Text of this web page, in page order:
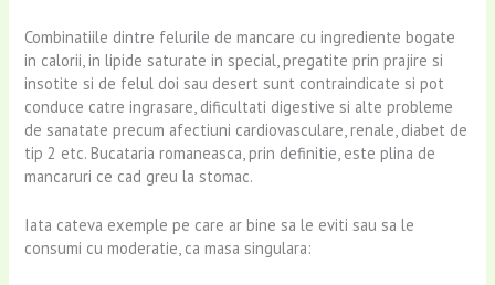
Combinatiile dintre felurile de mancare cu ingrediente bogate
in calorii, in lipide saturate in special, pregatite prin prajire si
insotite si de felul doi sau desert sunt contraindicate si pot
conduce catre ingrasare, dificultati digestive si alte probleme
de sanatate precum afectiuni cardiovasculare, renale, diabet de
tip 2 etc. Bucataria romaneasca, prin definitie, este plina de
mancaruri ce cad greu la stomac.
Iata cateva exemple pe care ar bine sa le eviti sau sa le
consumi cu moderatie, ca masa singulara: